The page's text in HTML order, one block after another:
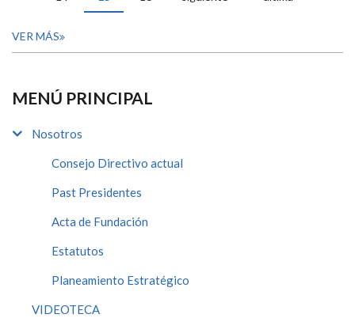
VER MÁS
MENÚ PRINCIPAL
Nosotros
Consejo Directivo actual
Past Presidentes
Acta de Fundación
Estatutos
Planeamiento Estratégico
VIDEOTECA